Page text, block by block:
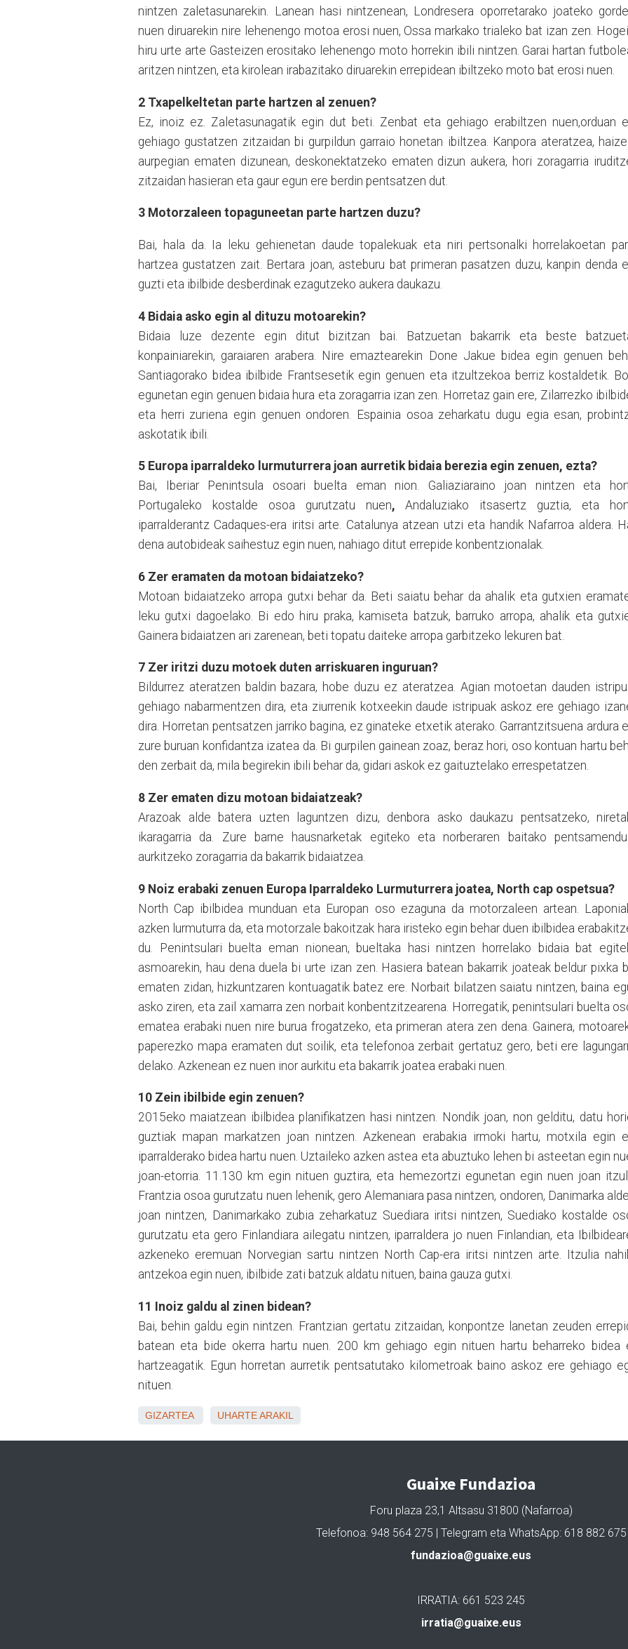
nintzen zaletasunarekin. Lanean hasi nintzenean, Londresera oporretarako joateko
nuen diruarekin nire lehenengo motoa erosi nuen, Ossa markako trialeko bat izan zen.
hiru urte arte Gasteizen erositako lehenengo moto horrekin ibili nintzen. Garai hartan
aritzen nintzen, eta kirolean irabazitako diruarekin errepidean ibiltzeko moto bat erosi nuen.
2 Txapelkeltetan parte hartzen al zenuen?
Ez, inoiz ez. Zaletasunagatik egin dut beti. Zenbat eta gehiago erabiltzen nuen,orduan
gehiago gustatzen zitzaidan bi gurpildun garraio honetan ibiltzea. Kanpora ateratzea,
aurpegian ematen dizunean, deskonektatzeko ematen dizun aukera, hori zoragarria
zitzaidan hasieran eta gaur egun ere berdin pentsatzen dut.
3 Motorzaleen topaguneetan parte hartzen duzu?
Bai, hala da. Ia leku gehienetan daude topalekuak eta niri pertsonalki horrelakoetan
hartzea gustatzen zait. Bertara joan, asteburu bat primeran pasatzen duzu, kanpin denda
guzti eta ibilbide desberdinak ezagutzeko aukera daukazu.
4 Bidaia asko egin al dituzu motoarekin?
Bidaia luze dezente egin ditut bizitzan bai. Batzuetan bakarrik eta beste
konpainiarekin, garaiaren arabera. Nire emaztearekin Done Jakue bidea egin genuen
Santiagorako bidea ibilbide Frantsesetik egin genuen eta itzultzekoa berriz kostaldetik.
egunetan egin genuen bidaia hura eta zoragarria izan zen. Horretaz gain ere, Zilarrezko
eta herri zuriena egin genuen ondoren. Espainia osoa zeharkatu dugu egia esan,
askotatik ibili.
5 Europa iparraldeko lurmuturrera joan aurretik bidaia berezia egin zenuen, ezta?
Bai, Iberiar Penintsula osoari buelta eman nion. Galiaziaraino joan nintzen eta
Portugaleko kostalde osoa gurutzatu nuen, Andaluziako itsasertz guztia, eta
iparralderantz Cadaques-era iritsi arte. Catalunya atzean utzi eta handik Nafarroa aldera.
dena autobideak saihestuz egin nuen, nahiago ditut errepide konbentzionalak.
6 Zer eramaten da motoan bidaiatzeko?
Motoan bidaiatzeko arropa gutxi behar da. Beti saiatu behar da ahalik eta gutxien
leku gutxi dagoelako. Bi edo hiru praka, kamiseta batzuk, barruko arropa, ahalik eta
Gainera bidaiatzen ari zarenean, beti topatu daiteke arropa garbitzeko lekuren bat.
7 Zer iritzi duzu motoek duten arriskuaren inguruan?
Bildurrez ateratzen baldin bazara, hobe duzu ez ateratzea. Agian motoetan dauden
gehiago nabarmentzen dira, eta ziurrenik kotxeekin daude istripuak askoz ere gehiago
dira. Horretan pentsatzen jarriko bagina, ez ginateke etxetik aterako. Garrantzitsuena ardura
zure buruan konfidantza izatea da. Bi gurpilen gainean zoaz, beraz hori, oso kontuan hartu
den zerbait da, mila begirekin ibili behar da, gidari askok ez gaituztelako errespetatzen.
8 Zer ematen dizu motoan bidaiatzeak?
Arazoak alde batera uzten laguntzen dizu, denbora asko daukazu pentsatzeko,
ikaragarria da. Zure barne hausnarketak egiteko eta norberaren baitako
aurkitzeko zoragarria da bakarrik bidaiatzea.
9 Noiz erabaki zenuen Europa Iparraldeko Lurmuturrera joatea, North cap ospetsua?
North Cap ibilbidea munduan eta Europan oso ezaguna da motorzaleen artean.
azken lurmuturra da, eta motorzale bakoitzak hara iristeko egin behar duen ibilbidea
du. Penintsulari buelta eman nionean, bueltaka hasi nintzen horrelako bidaia bat
asmoarekin, hau dena duela bi urte izan zen. Hasiera batean bakarrik joateak beldur pixka
ematen zidan, hizkuntzaren kontuagatik batez ere. Norbait bilatzen saiatu nintzen, baina
asko ziren, eta zail xamarra zen norbait konbentzitzearena. Horregatik, penintsulari buelta
ematea erabaki nuen nire burua frogatzeko, eta primeran atera zen dena. Gainera,
paperezko mapa eramaten dut soilik, eta telefonoa zerbait gertatuz gero, beti ere
delako. Azkenean ez nuen inor aurkitu eta bakarrik joatea erabaki nuen.
10 Zein ibilbide egin zenuen?
2015eko maiatzean ibilbidea planifikatzen hasi nintzen. Nondik joan, non gelditu, datu
guztiak mapan markatzen joan nintzen. Azkenean erabakia irmoki hartu, motxila egin
iparralderako bidea hartu nuen. Uztaileko azken astea eta abuztuko lehen bi asteetan egin
joan-etorria. 11.130 km egin nituen guztira, eta hemezortzi egunetan egin nuen joan
Frantzia osoa gurutzatu nuen lehenik, gero Alemaniara pasa nintzen, ondoren, Danimarka
joan nintzen, Danimarkako zubia zeharkatuz Suediara iritsi nintzen, Suediako kostalde
gurutzatu eta gero Finlandiara ailegatu nintzen, iparraldera jo nuen Finlandian, eta
azkeneko eremuan Norvegian sartu nintzen North Cap-era iritsi nintzen arte. Itzulia
antzekoa egin nuen, ibilbide zati batzuk aldatu nituen, baina gauza gutxi.
11 Inoiz galdu al zinen bidean?
Bai, behin galdu egin nintzen. Frantzian gertatu zitzaidan, konpontze lanetan zeuden
batean eta bide okerra hartu nuen. 200 km gehiago egin nituen hartu beharreko bidea
hartzeagatik. Egun horretan aurretik pentsatutako kilometroak baino askoz ere gehiago
nituen.
GIZARTEA UHARTE ARAKIL
Guaixe Fundazioa
Foru plaza 23,1 Altsasu 31800 (Nafarroa)
Telefonoa: 948 564 275 | Telegram eta WhatsApp: 618 882 675
fundazioa@guaixe.eus
IRRATIA: 661 523 245
irratia@guaixe.eus